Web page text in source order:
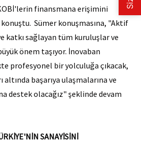
finansmana erişimini
Sümer konuşmasına, "Aktif
katkı sağlayan tüm kuruluşlar ve
önem taşıyor. İnovaban
profesyonel bir yolculuğa çıkacak,
başarıya ulaşmalarına ve
destek olacağız" şeklinde devam
SANAYİSİNİ